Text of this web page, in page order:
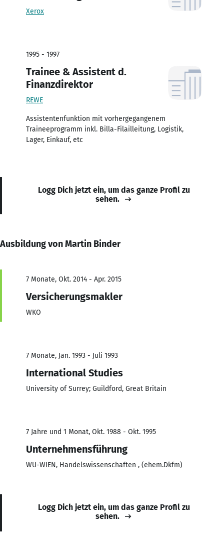
Xerox
1995 - 1997
Trainee & Assistent d.
Finanzdirektor
REWE
Assistentenfunktion mit vorhergegangenem
Traineeprogramm inkl. Billa-Filailleitung, Logistik,
Lager, Einkauf, etc
Logg Dich jetzt ein, um das ganze Profil zu
sehen.
Ausbildung von Martin Binder
7 Monate, Okt. 2014 - Apr. 2015
Versicherungsmakler
WKO
7 Monate, Jan. 1993 - Juli 1993
International Studies
University of Surrey; Guildford, Great Britain
7 Jahre und 1 Monat, Okt. 1988 - Okt. 1995
Unternehmensführung
WU-WIEN, Handelswissenschaften , (ehem.Dkfm)
Logg Dich jetzt ein, um das ganze Profil zu
sehen.